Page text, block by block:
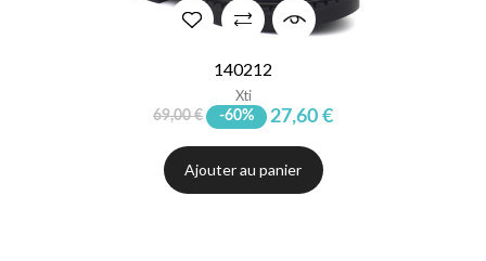
140212
Xti
69,00 € -60% 27,60 €
Ajouter au panier